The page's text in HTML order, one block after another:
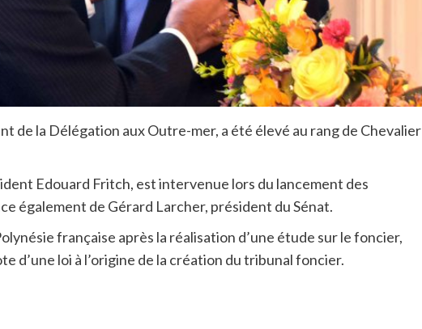
de la Délégation aux Outre-mer, a été élevé au rang de Chevalier
Edouard Fritch, est intervenue lors du lancement des
également de Gérard Larcher, président du Sénat.
française après la réalisation d’une étude sur le foncier,
d’une loi à l’origine de la création du tribunal foncier.